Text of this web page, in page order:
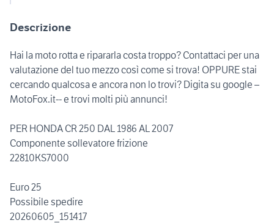
Descrizione
Hai la moto rotta e ripararla costa troppo? Contattaci per una
valutazione del tuo mezzo così come si trova! OPPURE stai
cercando qualcosa e ancora non lo trovi? Digita su google –
MotoFox.it-- e trovi molti più annunci!
PER HONDA CR 250 DAL 1986 AL 2007
Componente sollevatore frizione
22810KS7000
Euro 25
Possibile spedire
20260605_151417